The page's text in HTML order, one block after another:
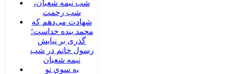
شب نیمه شعبان،
شب رحمت
شهادت می‌دهم که
محمد بنده خداست؛
گذری بر نیایش
رسول خاتم در شب
نیمه شعبان
به سوی تو